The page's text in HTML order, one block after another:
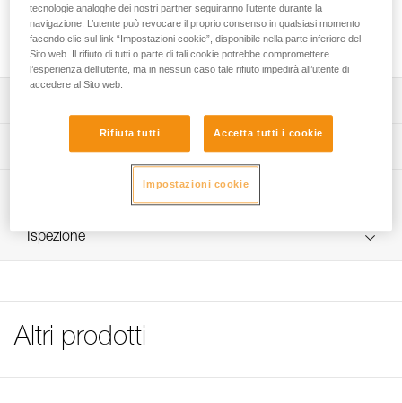
Tassello in acciaio inossidabile di elevata qualità per l'utilizzo
in ambienti esterni tradizionali
Disponibile per placchetta di diametro 10 o 12 mm.
rivendita dei singoli prodotti.
Materiali: acciaio inossidabile 316L
Diametro : 10 mm
Peso : 45 g
Confezione : 1
Diametro : 12 mm
Informazioni tecniche
Scarica il pdf technical-notice-COEUR-BOLT-STEEL-
STAINLESS-HCR-1
FAQ
See all technical content
Ispezione
Altri prodotti
tecnologie analoghe dei nostri partner seguiranno l’utente durante la
navigazione. L’utente può revocare il proprio consenso in qualsiasi momento
facendo clic sul link “Impostazioni cookie”, disponibile nella parte inferiore del
Sito web. Il rifiuto di tutti o parte di tali cookie potrebbe compromettere
l’esperienza dell’utente, ma in nessun caso tale rifiuto impedirà all’utente di
accedere al Sito web.
Rifiuta tutti Accetta tutti i cookie
Impostazioni cookie